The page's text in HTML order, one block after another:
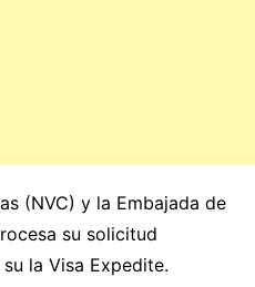
(NVC) y la Embajada de
su solicitud
la Visa Expedite.